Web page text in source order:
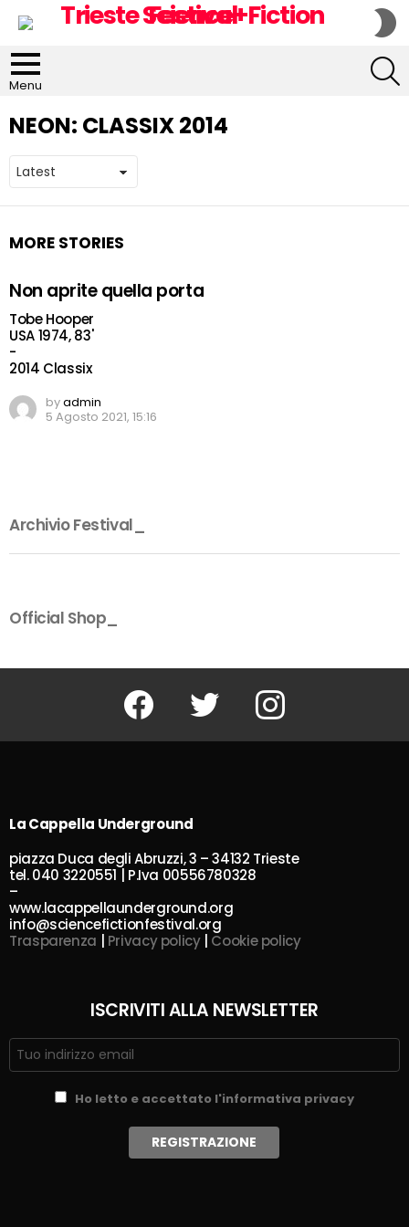
Menu
NEON: CLASSIX 2014
MORE STORIES
Non aprite quella porta
Tobe Hooper
USA 1974, 83'
-
2014 Classix
byadmin
5 Agosto 2021, 15:16
Archivio Festival_
Official Shop_
Facebook Twitter Instagram
La Cappella Underground
piazza Duca degli Abruzzi, 3 – 34132 Trieste
tel. 040 3220551 | P.Iva 00556780328
–
www.lacappellaunderground.org
info@sciencefictionfestival.org
Trasparenza
Privacy policy| Cookie policy
ISCRIVITI ALLA NEWSLETTER
Ho letto e accettato l'informativa privacy